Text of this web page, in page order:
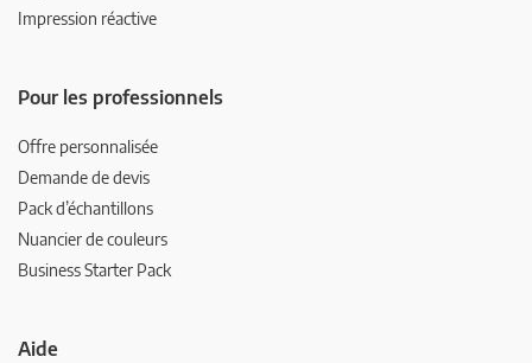
Impression réactive
Pour les professionnels
Offre personnalisée
Demande de devis
Pack d’échantillons
Nuancier de couleurs
Business Starter Pack
Aide